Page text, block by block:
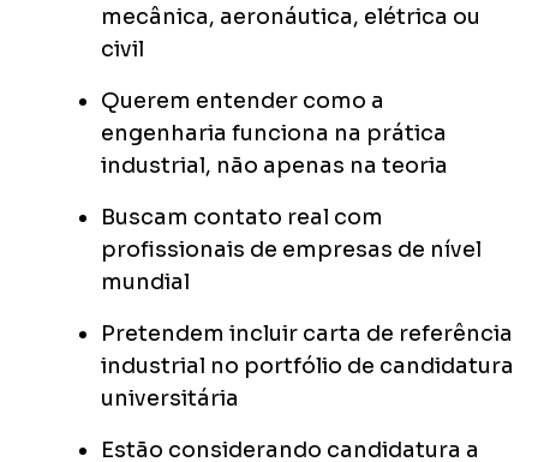
mecânica, aeronáutica, elétrica ou
civil
Querem entender como a
engenharia funciona na prática
industrial, não apenas na teoria
Buscam contato real com
profissionais de empresas de nível
mundial
Pretendem incluir carta de referência
industrial no portfólio de candidatura
universitária
Estão considerando candidatura a